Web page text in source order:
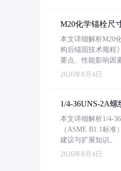
M20化学锚栓尺
本文详细解析M20
构后锚固技术规程
要点、性能影响因
2026年8月4日
1/4-36UNS-2A
本文详细解析1/4-
（ASME B1.1标
建议与扩展知识。
2026年8月4日